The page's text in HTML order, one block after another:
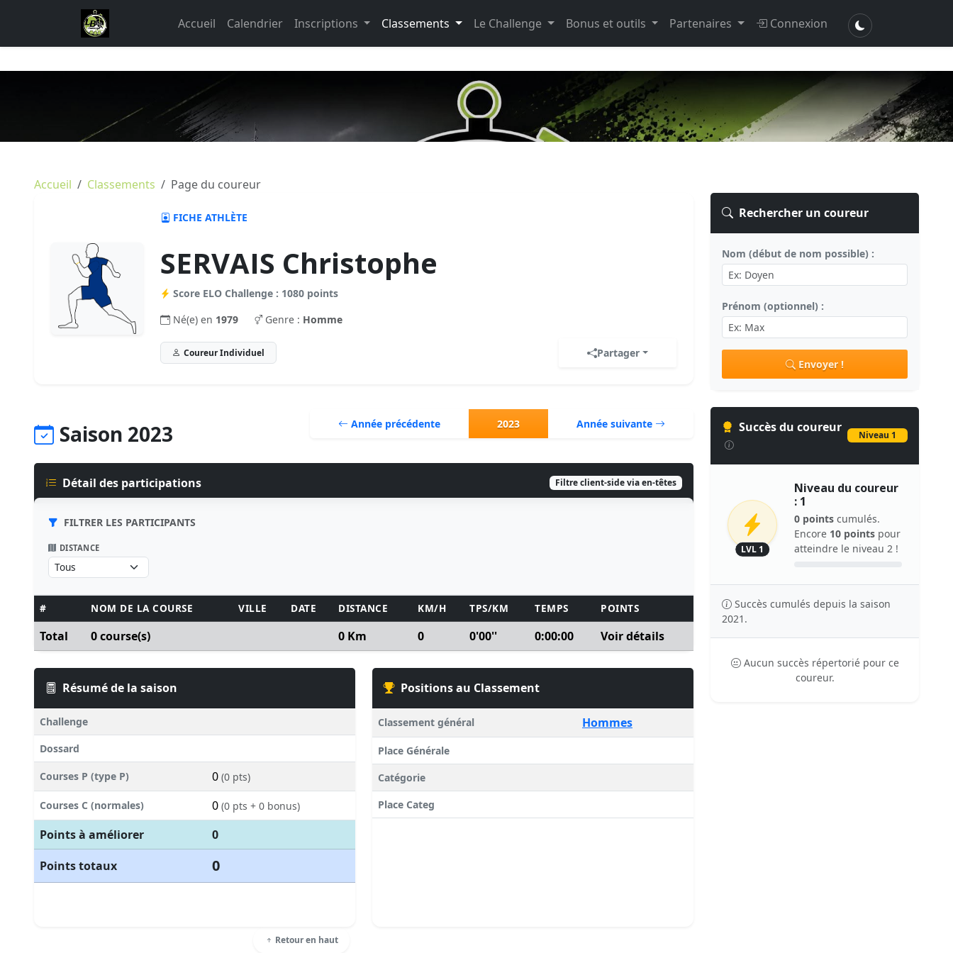
Accueil Calendrier Inscriptions Classements Le Challenge Bonus et outils Partenaires Connexion
Accueil Classements Page du coureur
FICHE ATHLÈTE
SERVAIS Christophe
Score ELO Challenge : 1080 points
Né(e) en 1979 Genre : Homme
Coureur Individuel Partager
Saison 2023 Année précédente 2023 Année suivante
Détail des participations Filtre client-side via en-têtes
FILTRER LES PARTICIPANTS
DISTANCE
# NOM DE LA COURSE VILLE DATE DISTANCE KM/H TPS/KM TEMPS POINTS
Total 0 course(s) 0 Km 0 0'00'' 0:00:00 Voir détails
Résumé de la saison
Challenge
Dossard
Courses P (type P) 0 (0 pts)
Courses C (normales) 0 (0 pts + 0 bonus)
Points à améliorer
0
Points totaux
0
Retour en haut
Positions au Classement
Classement général Hommes
Place Générale
Catégorie
Place Categ
Rechercher un coureur
Nom (début de nom possible) :
Prénom (optionnel) :
Envoyer !
Succès du coureur
Niveau 1
LVL 1
Niveau du coureur
: 1
0 points cumulés.
Encore 10 points pour
atteindre le niveau 2 !
Succès cumulés depuis la saison
2021.
Aucun succès répertorié pour ce
coureur.